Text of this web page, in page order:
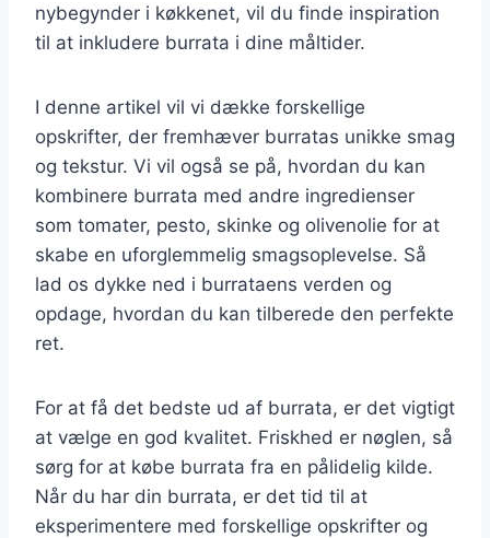
nybegynder i køkkenet, vil du finde inspiration
til at inkludere burrata i dine måltider.
I denne artikel vil vi dække forskellige
opskrifter, der fremhæver burratas unikke smag
og tekstur. Vi vil også se på, hvordan du kan
kombinere burrata med andre ingredienser
som tomater, pesto, skinke og olivenolie for at
skabe en uforglemmelig smagsoplevelse. Så
lad os dykke ned i burrataens verden og
opdage, hvordan du kan tilberede den perfekte
ret.
For at få det bedste ud af burrata, er det vigtigt
at vælge en god kvalitet. Friskhed er nøglen, så
sørg for at købe burrata fra en pålidelig kilde.
Når du har din burrata, er det tid til at
eksperimentere med forskellige opskrifter og